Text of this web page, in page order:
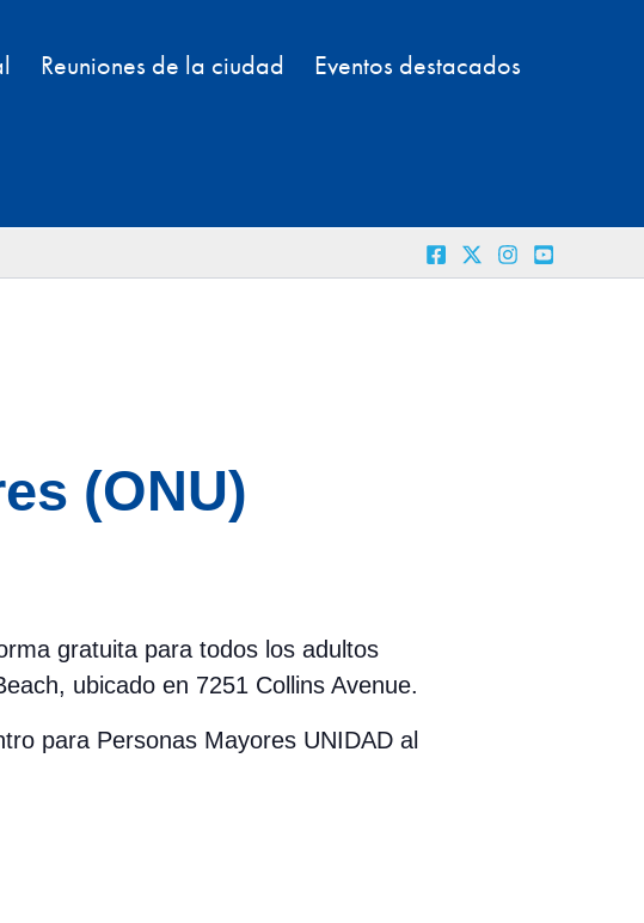
Reuniones de la ciudad Eventos destacados
(ONU)
gratuita para todos los adultos
ubicado en 7251 Collins Avenue.
para Personas Mayores UNIDAD al